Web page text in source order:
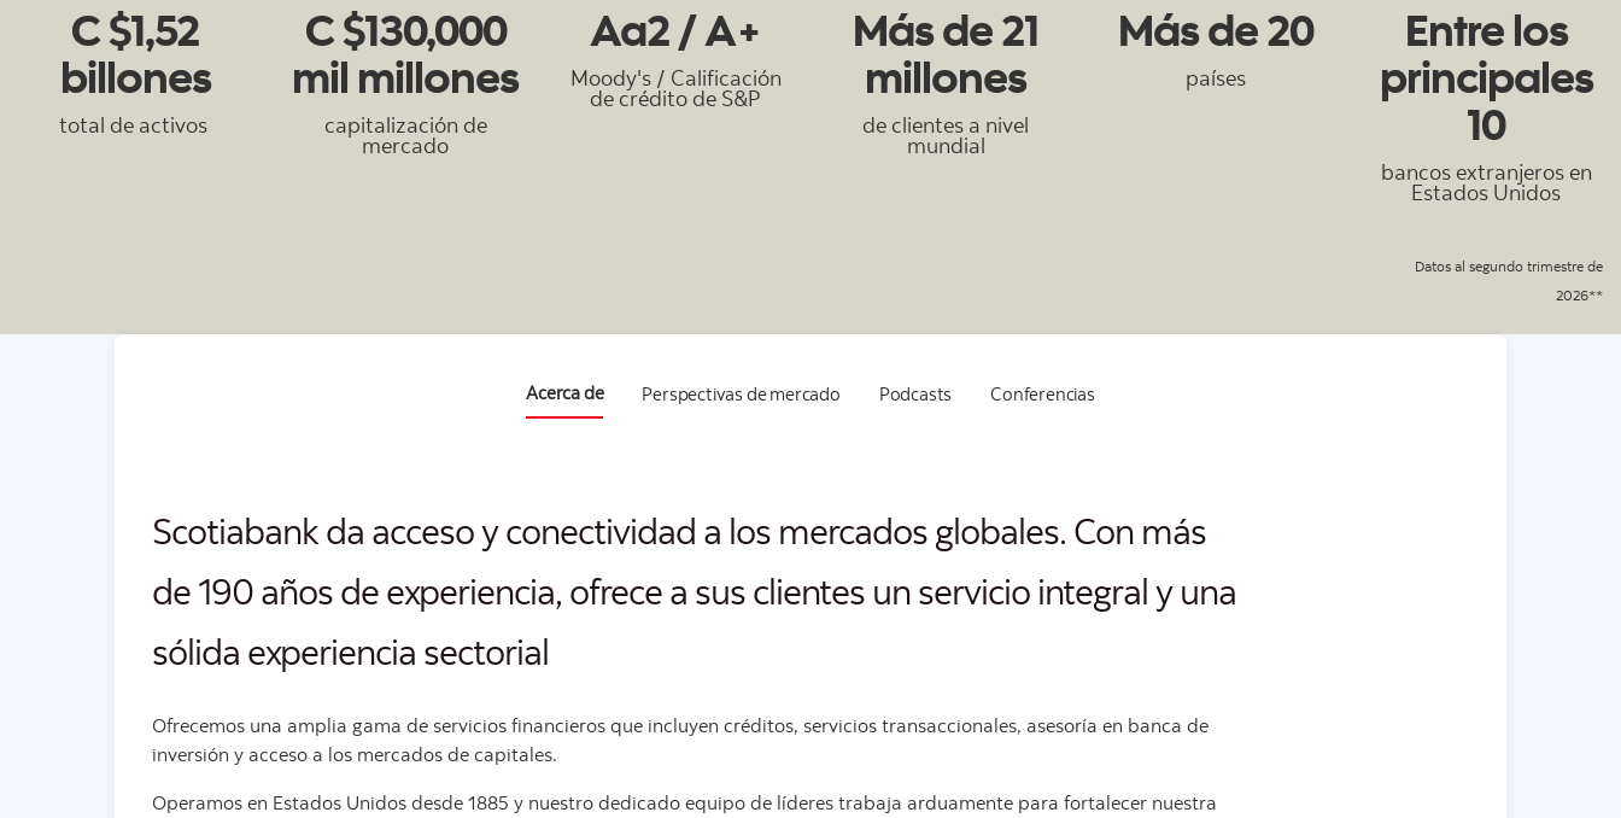
C $1,52
billones
total de activos
C $130,000
mil millones
capitalización de
mercado
Aa2 / A+
Moody's / Calificación
de crédito de S&P
Más de 21
millones
de clientes a nivel
mundial
Más de 20
países
Entre los
principales
10
bancos extranjeros en
Estados Unidos
Datos al segundo trimestre de
2026**
Acerca de Perspectivas de mercado Podcasts Conferencias
Scotiabank da acceso y conectividad a los mercados globales. Con más
de 190 años de experiencia, ofrece a sus clientes un servicio integral y una
sólida experiencia sectorial
Ofrecemos una amplia gama de servicios financieros que incluyen créditos, servicios transaccionales, asesoría en banca de
inversión y acceso a los mercados de capitales.
Operamos en Estados Unidos desde 1885 y nuestro dedicado equipo de líderes trabaja arduamente para fortalecer nuestra